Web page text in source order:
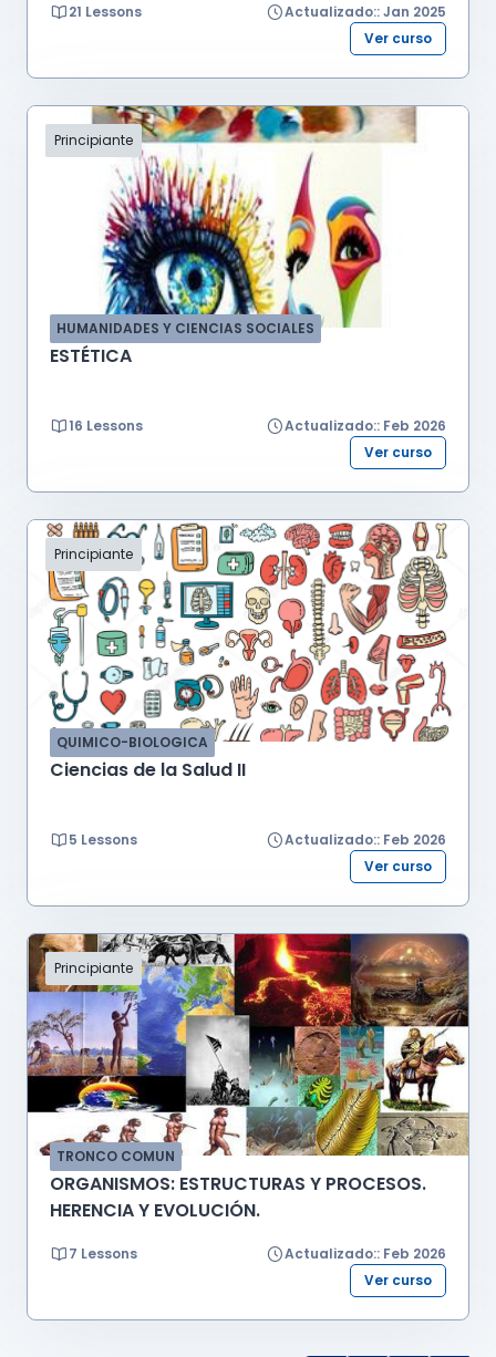
21 Lessons
Actualizado:: Jan 2025
Ver curso
Principiante
HUMANIDADES Y CIENCIAS SOCIALES
ESTÉTICA
16 Lessons
Actualizado:: Feb 2026
Ver curso
Principiante
QUIMICO-BIOLOGICA
Ciencias de la Salud II
5 Lessons
Actualizado:: Feb 2026
Ver curso
Principiante
TRONCO COMUN
ORGANISMOS: ESTRUCTURAS Y PROCESOS.
HERENCIA Y EVOLUCIÓN.
7 Lessons
Actualizado:: Feb 2026
Ver curso